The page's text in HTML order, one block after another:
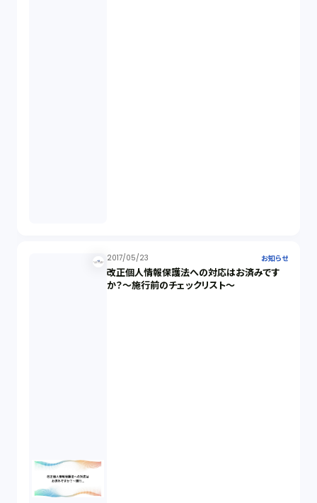
2017/05/23 お知らせ
改正個人情報保護法への対応はお済みです
か？～施行前のチェックリスト～